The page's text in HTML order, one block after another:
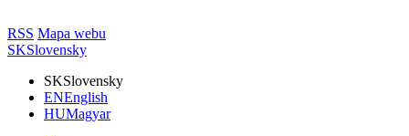
RSS Mapa webu
SKSlovensky
SKSlovensky
ENEnglish
HUMagyar